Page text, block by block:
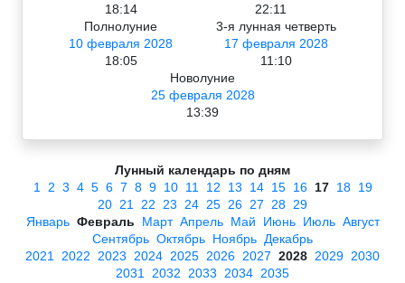
18:14
22:11
Полнолуние
10 февраля 2028
18:05
3-я лунная четверть
17 февраля 2028
11:10
Новолуние
25 февраля 2028
13:39
Лунный календарь по дням
1
2 3 4 5 6 7 8 9 10 11 12 13 14 15 16 17 18 19
20 21 22 23 24 25 26 27 28 29
Январь Февраль Март Апрель Май Июнь Июль Август
Сентябрь Октябрь Ноябрь Декабрь
2021
2022 2023 2024 2025 2026 2027 2028 2029 2030
2031
2032 2033 2034 2035